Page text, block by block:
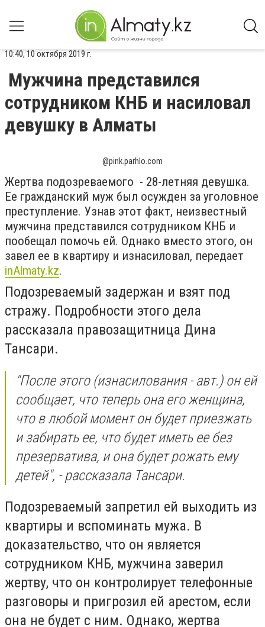
10:40, 10 октября 2019 г.
Мужчина представился
сотрудником КНБ и насиловал
девушку в Алматы
@pink.parhlo.com
Жертва подозреваемого - 28-летняя девушка.
Ее гражданский муж был осужден за уголовное
преступление. Узнав этот факт, неизвестный
мужчина представился сотрудником КНБ и
пообещал помочь ей. Однако вместо этого, он
завел ее в квартиру и изнасиловал, передает
inAlmaty.kz.
Подозреваемый задержан и взят под
стражу. Подробности этого дела
рассказала правозащитница Дина
Тансари.
"После этого (изнасилования - авт.) он ей
сообщает, что теперь она его женщина,
что в любой момент он будет приезжать
и забирать ее, что будет иметь ее без
презерватива, и она будет рожать ему
детей", - рассказала Тансари.
Подозреваемый запретил ей выходить из
квартиры и вспоминать мужа. В
доказательство, что он является
сотрудником КНБ, мужчина заверил
жертву, что он контролирует телефонные
разговоры и пригрозил ей арестом, если
она не будет с ним. Однако, жертва